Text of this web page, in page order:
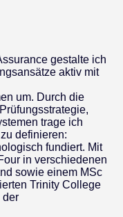
gestalte ich
aktiv mit
um. Durch die
trage ich
definieren:
fundiert. Mit
in verschiedenen
sowie einem MSc
Trinity College
der